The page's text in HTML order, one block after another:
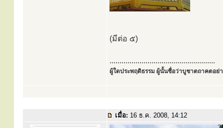
(มีต่อ ๕)
.....................................................
ผู้ใดประพฤติธรรม ผู้นั้นชื่อว่าบูชาตถาคตอย่า
เมื่อ: 16 ธ.ค. 2008, 14:12